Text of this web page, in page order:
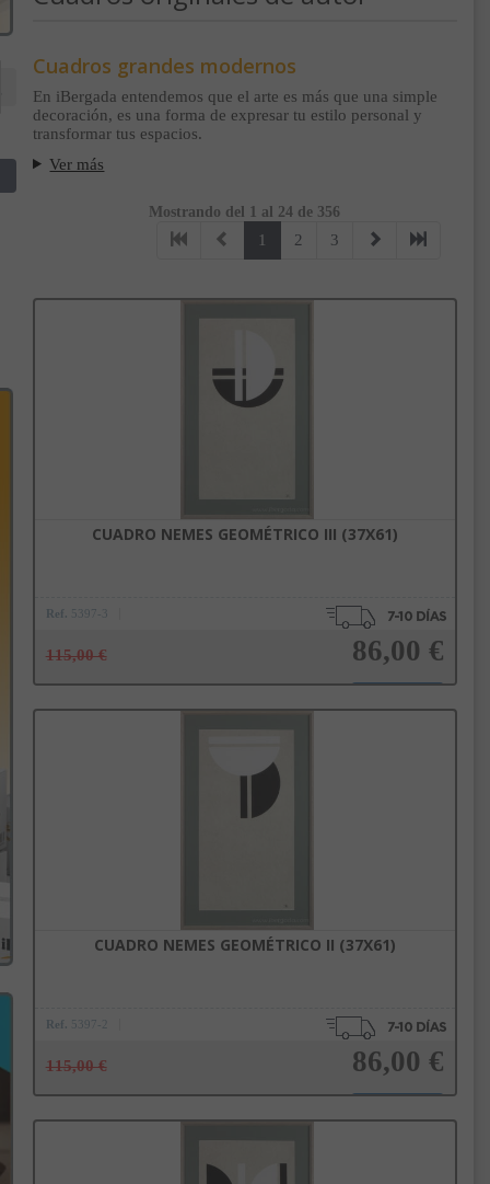
Cuadros grandes modernos
En iBergada entendemos que el arte es más que una simple
decoración, es una forma de expresar tu estilo personal y
transformar tus espacios.
Ver más
Mostrando del 1 al 24 de 356
1 2 3
CUADRO NEMES GEOMÉTRICO III (37X61)
Ref. 5397-3
115,00 € 86,00 €
CUADRO NEMES GEOMÉTRICO II (37X61)
Ref. 5397-2
115,00 € 86,00 €